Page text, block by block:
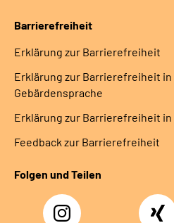
Barrierefreiheit
Erklärung zur Barrierefreiheit
Erklärung zur Barrierefreiheit
Gebärdensprache
Erklärung zur Barrierefreiheit
Feedback zur Barrierefreiheit
Folgen und Teilen
Instagram Xing